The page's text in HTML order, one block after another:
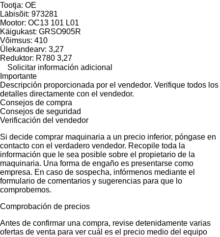
Tootja: OE
Läbisõit: 973281
Mootor: OC13 101 L01
Käigukast: GRSO905R
Võimsus: 410
Ülekandearv: 3,27
Reduktor: R780 3,27
Solicitar información adicional
Importante
Descripción proporcionada por el vendedor. Verifique todos los
detalles directamente con el vendedor.
Consejos de compra
Consejos de seguridad
Verificación del vendedor
Si decide comprar maquinaria a un precio inferior, póngase en
contacto con el verdadero vendedor. Recopile toda la
información que le sea posible sobre el propietario de la
maquinaria. Una forma de engaño es presentarse como
empresa. En caso de sospecha, infórmenos mediante el
formulario de comentarios y sugerencias para que lo
comprobemos.
Comprobación de precios
Antes de confirmar una compra, revise detenidamente varias
ofertas de venta para ver cuál es el precio medio del equipo